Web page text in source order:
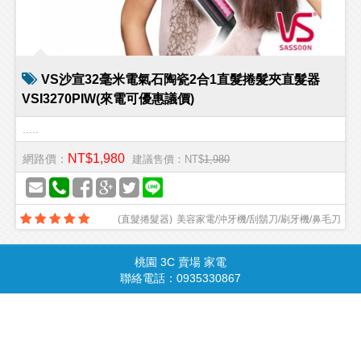
VS沙宣32毫米電氣石陶瓷2合1直髮捲髮夾直髮器
VSI3270PIW(來電可優惠議價)
網路價： NT$1,980 建議售價：NT$1,980
美容家電/沖牙機/刮鬍刀/刷牙機/鼻毛刀
(直髮捲髮器)
請由此進入
桃園 3C 賣場 家電
聯絡電話：0935330867